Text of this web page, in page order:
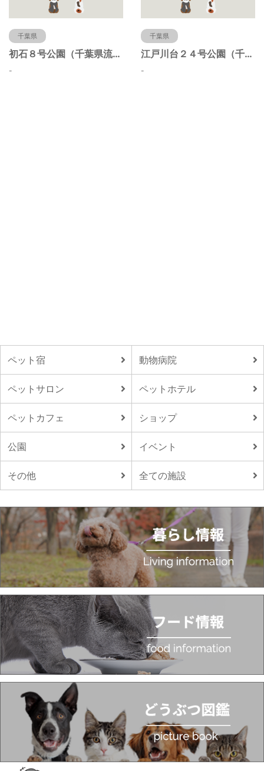
千葉県
初石８号公園（千葉県流山市）
-
千葉県
江戸川台２４号公園（千葉県流山市）
-
ペット宿 動物病院
ペットサロン ペットホテル
ペットカフェ ショップ
公園 イベント
その他 全ての施設